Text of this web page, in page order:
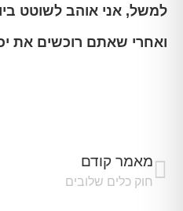
למשל, אני אוהב לשוטט
ואחרי שאתם רוכשים את
מאמר קודם
חוק כלים שלובים